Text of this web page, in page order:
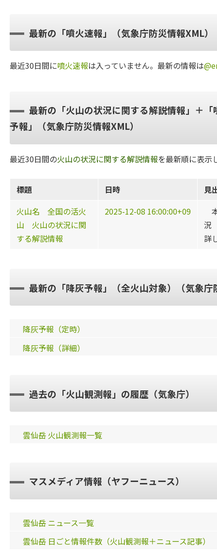
最新の「噴火速報」（気象庁防災情報XML）
最近30日間に噴火速報は入っていません。最新の情報は
最新の「火山の状況に関する解説情報」＋
予報」（気象庁防災情報XML）
最近30日間の火山の状況に関する解説情報を最新順に表示
標題 日時
見
火山名 全国の活火
山 火山の状況に関
する解説情報
2025-12-08 16:00:00+09
況
詳
最新の「降灰予報」（全火山対象）（気象庁
降灰予報（定時）
降灰予報（詳細）
過去の「火山観測報」の履歴（気象庁）
雲仙岳 火山観測報一覧
マスメディア情報（ヤフーニュース）
雲仙岳 ニュース一覧
雲仙岳 日ごと情報件数（火山観測報＋ニュース記事）